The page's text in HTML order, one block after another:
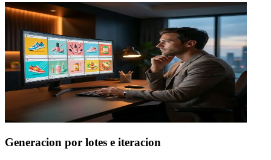
Generacion por lotes e iteracion